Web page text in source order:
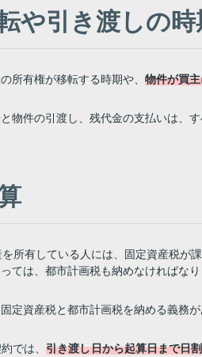
や引き渡しの時
所有権が移転する時期や、 物件が買
物件の引渡し、残代金の支払いは、
所有している人には、固定資産税が
ては、都市計画税も納めなければな
定資産税と都市計画税を納める義務
では、引き渡し日から起算日まで日